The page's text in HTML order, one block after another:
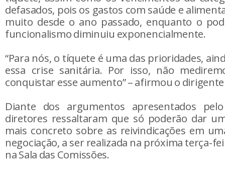
defasados, pois os gastos com saúde e
muito desde o ano passado, enquanto o
funcionalismo diminuiu exponencialmente.
“Para nós, o tíquete é uma das prioridades,
essa crise sanitária. Por isso, não
conquistar esse aumento” – afirmou o
Diante dos argumentos apresentados pelo
diretores ressaltaram que só poderão dar
mais concreto sobre as reivindicações em
negociação, a ser realizada na próxima terça-
na Sala das Comissões.